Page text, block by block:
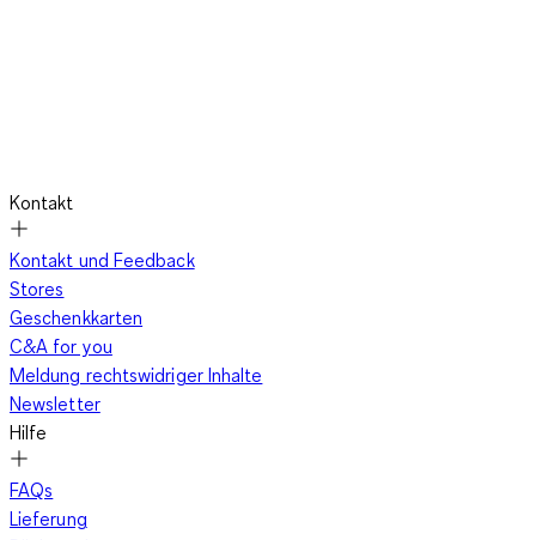
Kontakt
Kontakt und Feedback
Stores
Geschenkkarten
C&A for you
Meldung rechtswidriger Inhalte
Newsletter
Hilfe
FAQs
Lieferung